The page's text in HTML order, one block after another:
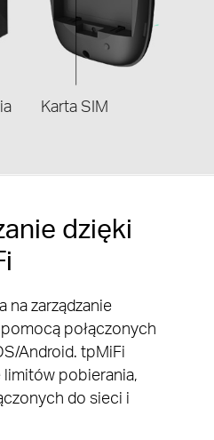
Karta SIM
dzięki
na zarządzanie
połączonych
Android. tpMiFi
pobierania,
do sieci i